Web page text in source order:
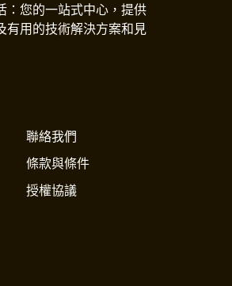
：您的一站式中心，提供
有用的技術解決方案和見
聯絡我們
條款與條件
授權協議